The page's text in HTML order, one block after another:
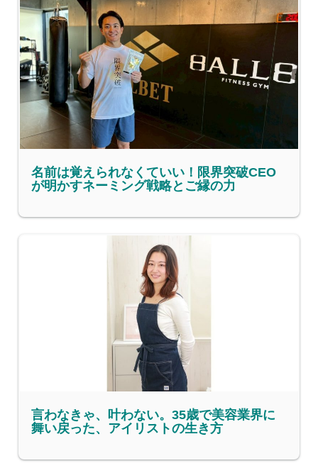
名前は覚えられなくていい！限界突破CEO
が明かすネーミング戦略とご縁の力
言わなきゃ、叶わない。35歳で美容業界に
舞い戻った、アイリストの生き方